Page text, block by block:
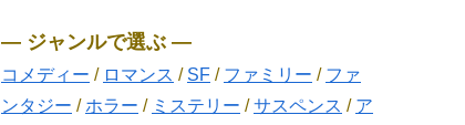
― ジャンルで選ぶ ―
コメディー / ロマンス / SF / ファミリー / ファ
ンタジー / ホラー / ミステリー /サスペンス / ア